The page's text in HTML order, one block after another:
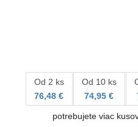
Od 2 ks
76,48 €
Od 10 ks
74,95 €
potrebujete viac